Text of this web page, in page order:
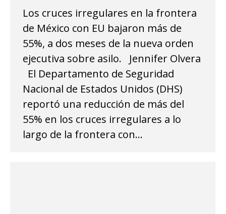
Los cruces irregulares en la frontera
de México con EU bajaron más de
55%, a dos meses de la nueva orden
ejecutiva sobre asilo. Jennifer Olvera
El Departamento de Seguridad
Nacional de Estados Unidos (DHS)
reportó una reducción de más del
55% en los cruces irregulares a lo
largo de la frontera con…